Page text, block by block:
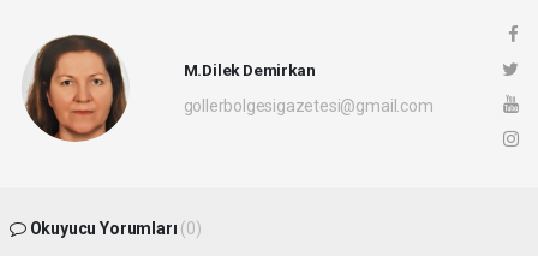
M.Dilek Demirkan
gollerbolgesigazetesi@gmail.com
Okuyucu Yorumları (0)